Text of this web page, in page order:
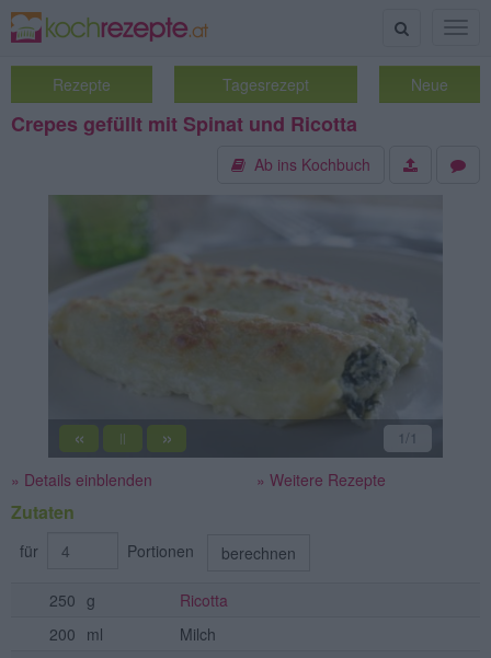
Suche
Rezepte Tagesrezept Neue
Crepes gefüllt mit Spinat und Ricotta
Ab ins Kochbuch
« || » 1 /1
» Details einblenden » Weitere Rezepte
Zutaten
für Portionen berechnen
250 g
Ricotta
200 ml
Milch